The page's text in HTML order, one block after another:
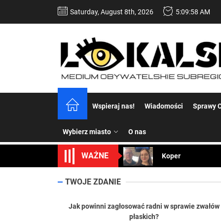
Saturday, August 8th, 2026 5:09:59 AM
Wspieraj nas! Wiadomości Sprawy
Wybierz miasto O nas
WAŻNE
Koper – część 2.
Uwaga Dębieńsko
Ilu mieszkańców
Dość
TWOJE ZDANIE
Jak powinni zagłosować radni w sprawie zwałów
płaskich?